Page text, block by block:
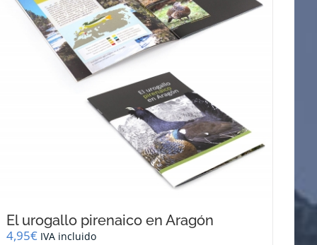
El urogallo pirenaico en Aragón
4,95€ IVA incluido